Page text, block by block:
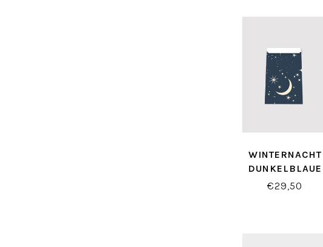
WINTERNACHT
DUNKELBLAUE
GESCHENKTŸTEN
€29,50